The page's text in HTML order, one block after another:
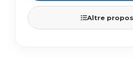
Altre